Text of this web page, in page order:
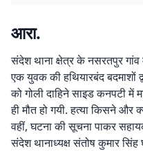
आरा.
संदेश थाना क्षेत्र के नसरतपुर गांव
एक युवक की हथियारबंद बदमाशों
को गोली दाहिने साइड कनपटी
ही मौत हो गयी. हत्या किसने और
वहीं, घटना की सूचना पाकर
संदेश थानाध्यक्ष संतोष कुमार